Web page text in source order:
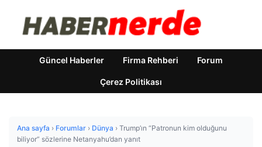
Güncel Haberler Firma Rehberi Forum
Çerez Politikası
Ana sayfa › Forumlar › Dünya › Trump’ın “Patronun kim olduğunu
biliyor” sözlerine Netanyahu’dan yanıt